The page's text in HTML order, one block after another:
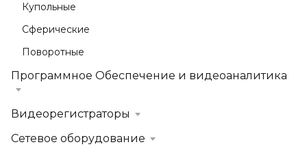
Купольные
Сферические
Поворотные
Программное Обеспечение и видеоаналитика
Видеорегистраторы
Сетевое оборудование